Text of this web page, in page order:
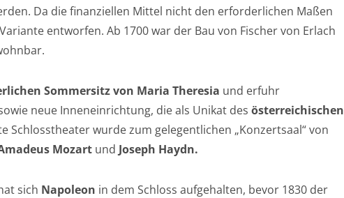
Da die finanziellen Mittel nicht den erforderlichen Maßen
entworfen. Ab 1700 war der Bau von Fischer von Erlach
Sommersitz von Maria Theresia und erfuhr
neue Inneneinrichtung, die als Unikat des österreichischen
Schlosstheater wurde zum gelegentlichen „Konzertsaal“ von
Mozart und Joseph Haydn.
sich Napoleon in dem Schloss aufgehalten, bevor 1830 der